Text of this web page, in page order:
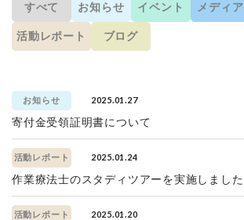
すべて お知らせ イベント メディア
活動レポート ブログ
お知らせ 2025.01.27
寄付金受領証明書について
活動レポート 2025.01.24
作業療法士のスタディツアーを実施しました
活動レポート 2025.01.20